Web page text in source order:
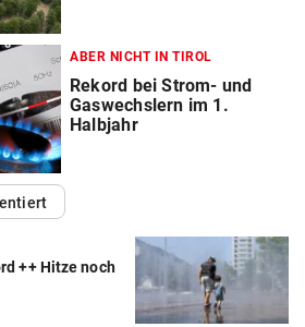
ABER NICHT IN TIROL
Rekord bei Strom- und
Gaswechslern im 1.
Halbjahr
++ Hitze noch